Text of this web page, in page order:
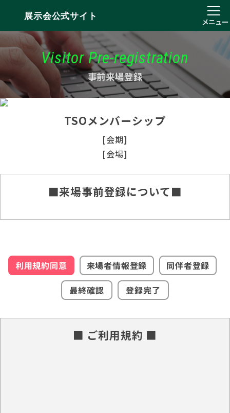
展示会公式サイト
メニュー
Visitor Pre-registration
事前来場登録
TSOメンバーシップ
[会期]
[会場]
■来場事前登録について■
利用規約同意 来場者情報登録
同伴者登録
最終確認
登録完了
■ ご利用規約 ■